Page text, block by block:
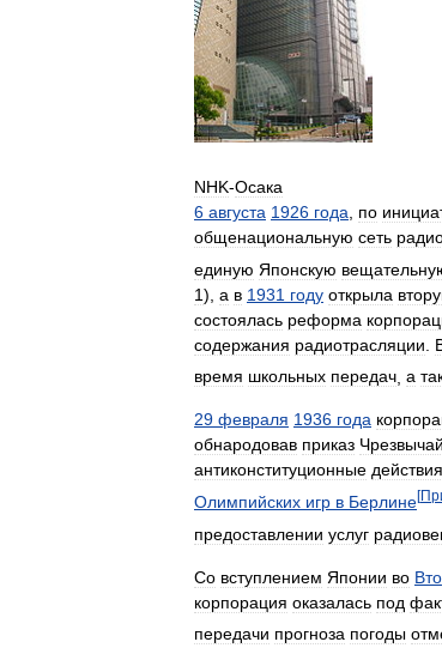
NHK-Осака
6 августа 1926 года по
общенациональную сеть
единую Японскую
1), а в 1931 году открыла
состоялась реформа
содержания радиотрасляции
время школьных передач а
29 февраля 1936 года
обнародовав приказ
антиконституционные действия
Олимпийских игр в Берлине[
предоставлении услуг
Со вступлением Японии во
корпорация оказалась под
передачи прогноза погоды